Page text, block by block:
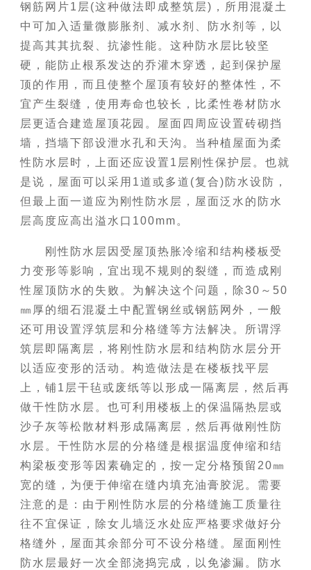
钢筋网片1层(这种做法即成整筑层)，所用混凝土
中可加入适量微膨胀剂、减水剂、防水剂等，以
提高其其抗裂、抗渗性能。这种防水层比较坚
硬，能防止根系发达的乔灌木穿透，起到保护屋
顶的作用，而且使整个屋顶有较好的整体性，不
宜产生裂缝，使用寿命也较长，比柔性卷材防水
层更适合建造屋顶花园。屋面四周应设置砖砌挡
墙，挡墙下部设泄水孔和天沟。当种植屋面为柔
性防水层时，上面还应设置1层刚性保护层。也就
是说，屋面可以采用1道或多道(复合)防水设防，
但最上面一道应为刚性防水层，屋面泛水的防水
层高度应高出溢水口100mm。
刚性防水层因受屋顶热胀冷缩和结构楼板受
力变形等影响，宜出现不规则的裂缝，而造成刚
性屋顶防水的失败。为解决这个问题，除30～50
㎜厚的细石混凝土中配置钢丝或钢筋网外，一般
还可用设置浮筑层和分格缝等方法解决。所谓浮
筑层即隔离层，将刚性防水层和结构防水层分开
以适应变形的活动。构造做法是在楼板找平层
上，铺1层干毡或废纸等以形成一隔离层，然后再
做干性防水层。也可利用楼板上的保温隔热层或
沙子灰等松散材料形成隔离层，然后再做刚性防
水层。干性防水层的分格缝是根据温度伸缩和结
构梁板变形等因素确定的，按一定分格预留20㎜
宽的缝，为便于伸缩在缝内填充油膏胶泥。需要
注意的是：由于刚性防水层的分格缝施工质量往
往不宜保证，除女儿墙泛水处应严格要求做好分
格缝外，屋面其余部分可不设分格缝。屋面刚性
防水层最好一次全部浇捣完成，以免渗漏。防水